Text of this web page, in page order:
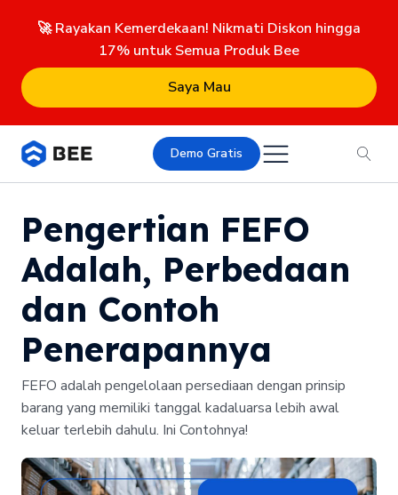
🚀 Rayakan Kemerdekaan! Nikmati Diskon hingga
17% untuk Semua Produk Bee
Saya Mau
Demo Gratis
Pengertian FEFO
Adalah, Perbedaan
dan Contoh
Penerapannya
FEFO adalah pengelolaan persediaan dengan prinsip
barang yang memiliki tanggal kadaluarsa lebih awal
keluar terlebih dahulu. Ini Contohnya!